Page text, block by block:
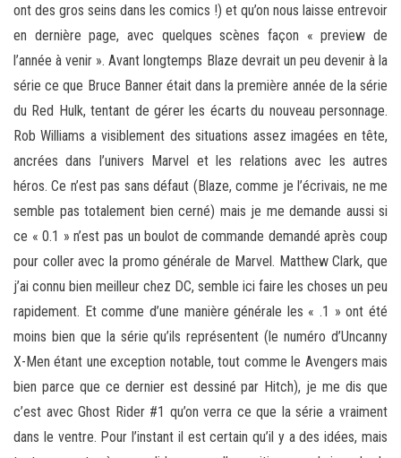
ont des gros seins dans les comics !) et qu’on nous laisse entrevoir
en dernière page, avec quelques scènes façon « preview de
l’année à venir ». Avant longtemps Blaze devrait un peu devenir à la
série ce que Bruce Banner était dans la première année de la série
du Red Hulk, tentant de gérer les écarts du nouveau personnage.
Rob Williams a visiblement des situations assez imagées en tête,
ancrées dans l’univers Marvel et les relations avec les autres
héros. Ce n’est pas sans défaut (Blaze, comme je l’écrivais, ne me
semble pas totalement bien cerné) mais je me demande aussi si
ce « 0.1 » n’est pas un boulot de commande demandé après coup
pour coller avec la promo générale de Marvel. Matthew Clark, que
j’ai connu bien meilleur chez DC, semble ici faire les choses un peu
rapidement. Et comme d’une manière générale les « .1 » ont été
moins bien que la série qu’ils représentent (le numéro d’Uncanny
X-Men étant une exception notable, tout comme le Avengers mais
bien parce que ce dernier est dessiné par Hitch), je me dis que
c’est avec Ghost Rider #1 qu’on verra ce que la série a vraiment
dans le ventre. Pour l’instant il est certain qu’il y a des idées, mais